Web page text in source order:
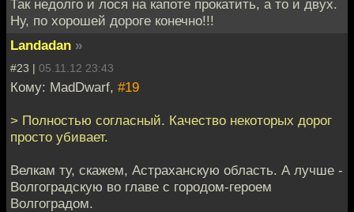
Так недолго и лося на капоте прокатить, а то и двух.
Ну, по хорошей дороге конечно!!!
Landadan »
#23 | 05.11.12 23:43
Кому: MadDwarf, #19
> Полностью согласный. Качество некоторых дорог
просто убивает.
Велкам ту, скажем, Астраханскую область. А лучше -
Волгоградскую во главе с городом-героем
Волгоградом.